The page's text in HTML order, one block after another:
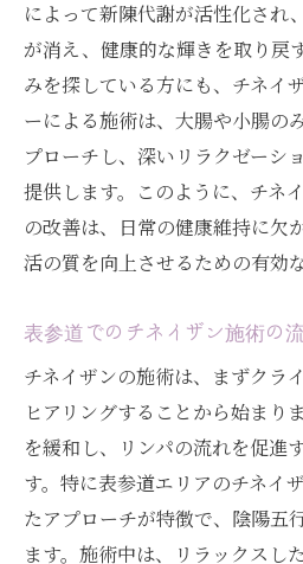
によって新陳代謝が活性化され
が消え、健康的な輝きを取り戻
みを探している方にも、チネイ
ーによる施術は、大腸や小腸の
プローチし、深いリラクゼーシ
提供します。このように、チネ
の改善は、日常の健康維持に欠
活の質を向上させるための有効
表参道でのチネイザン施術の
チネイザンの施術は、まずクラ
ヒアリングすることから始まり
を緩和し、リンパの流れを促進
す。特に表参道エリアのチネイ
たアプローチが特徴で、陰陽五
ます。施術中は、リラックスし